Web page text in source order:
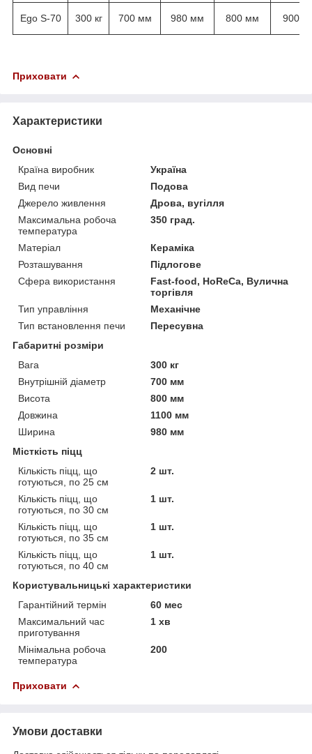
Ego S-70 300 кг 700 мм 980 мм 800 мм 900
Приховати
Характеристики
Основні
Країна виробник
Україна
Вид печи
Подова
Джерело живлення
Дрова, вугілля
Максимальна робоча
температура
350 град.
Матеріал
Кераміка
Розташування
Підлогове
Сфера використання
Fast-food, HoReCa, Вулична
торгівля
Тип управління
Механічне
Тип встановлення печи
Пересувна
Габаритні розміри
Вага
300 кг
Внутрішній діаметр
700 мм
Висота
800 мм
Довжина
1100 мм
Ширина
980 мм
Місткість піцц
Кількість піцц, що
готуються, по 25 см
2 шт.
Кількість піцц, що
готуються, по 30 см
1 шт.
Кількість піцц, що
готуються, по 35 см
1 шт.
Кількість піцц, що
готуються, по 40 см
1 шт.
Користувальницькі характеристики
Гарантійний термін
60 мес
Максимальний час
приготування
1 хв
Мінімальна робоча
температура
200
Приховати
Умови доставки